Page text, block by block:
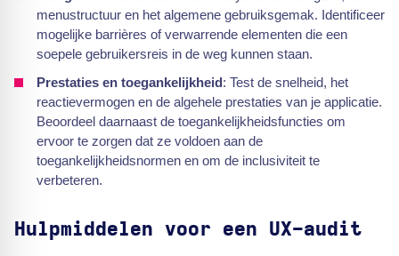
menustructuur en het algemene gebruiksgemak. Identificeer
mogelijke barrières of verwarrende elementen die een
soepele gebruikersreis in de weg kunnen staan.
Prestaties en toegankelijkheid: Test de snelheid, het
reactievermogen en de algehele prestaties van je applicatie.
Beoordeel daarnaast de toegankelijkheidsfuncties om
ervoor te zorgen dat ze voldoen aan de
toegankelijkheidsnormen en om de inclusiviteit te
verbeteren.
Hulpmiddelen voor een UX-audit